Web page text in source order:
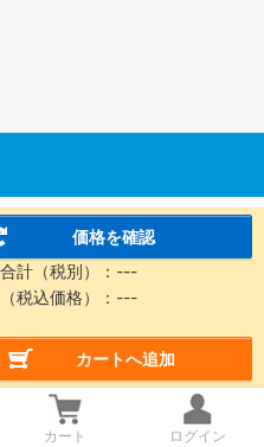
日曜日・祝日は除く）
付しております。
価格を確認
合計（税別）： ---
（税込価格）： ---
カートへ追加
カート ログイン